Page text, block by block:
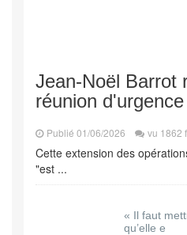
Jean-Noël Barrot
réunion
Publié 01/06/2026 vu 1862
Cette extension des
"est ...
« Il faut
qu’elle e